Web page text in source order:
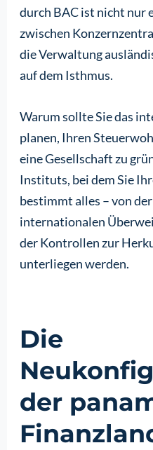
durch BAC ist nicht nur
zwischen
die Verwaltung
auf dem Isthmus.
Warum sollte Sie das
planen, Ihren
eine Gesellschaft zu
Instituts, bei dem Sie
bestimmt alles – von
internationalen
der Kontrollen zur
unterliegen werden.
Die
der